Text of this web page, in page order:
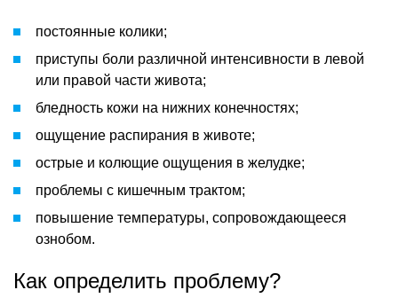
постоянные колики;
приступы боли различной интенсивности в левой
или правой части живота;
бледность кожи на нижних конечностях;
ощущение распирания в животе;
острые и колющие ощущения в желудке;
проблемы с кишечным трактом;
повышение температуры, сопровождающееся
ознобом.
Как определить проблему?